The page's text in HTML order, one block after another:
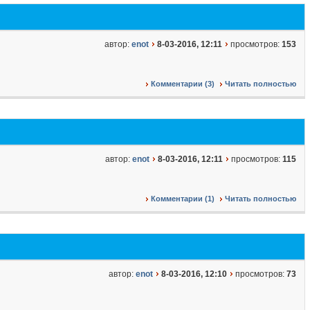
автор: enot 8-03-2016, 12:11 просмотров: 153
Комментарии (3) Читать полностью
автор: enot 8-03-2016, 12:11 просмотров: 115
Комментарии (1) Читать полностью
автор: enot 8-03-2016, 12:10 просмотров: 73